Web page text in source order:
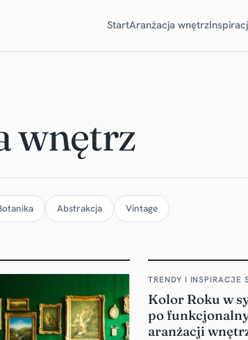
StartAranżacja wnętrz
wnętrz
Abstrakcja Vintage
TRENDY I INSPIRACJE
Kolor Roku w
po
aranżacji